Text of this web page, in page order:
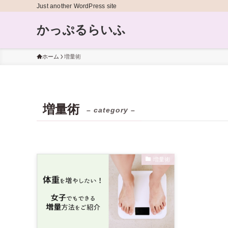
Just another WordPress site
かっぷるらいふ
ホーム 増量術
増量術 – category –
増量術